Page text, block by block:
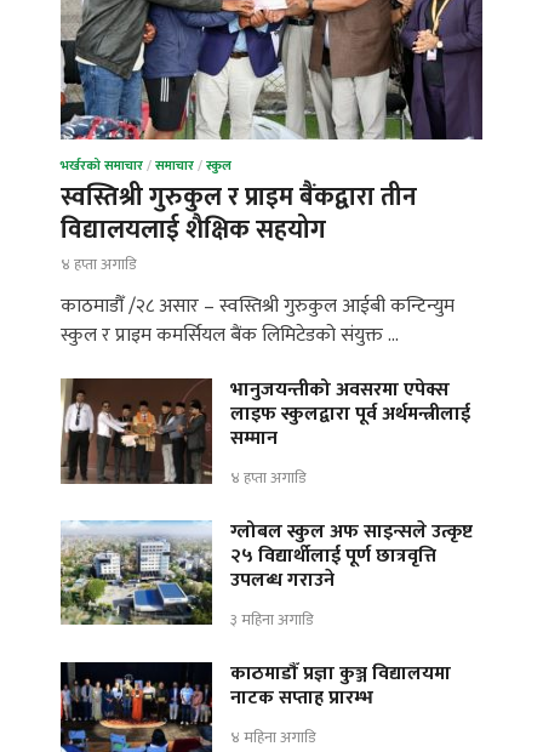
भर्खरको समाचार/समाचार/स्कुल
स्वस्तिश्री गुरुकुल र प्राइम बैंकद्वारा तीन
विद्यालयलाई शैक्षिक सहयोग
४ हप्ता अगाडि
काठमाडौँ /२८ असार – स्वस्तिश्री गुरुकुल आईबी कन्टिन्युम
स्कुल र प्राइम कमर्सियल बैंक लिमिटेडको संयुक्त …
भानुजयन्तीको अवसरमा एपेक्स
लाइफ स्कुलद्वारा पूर्व अर्थमन्त्रीलाई
सम्मान
४ हप्ता अगाडि
ग्लोबल स्कुल अफ साइन्सले उत्कृष्ट
२५ विद्यार्थीलाई पूर्ण छात्रवृत्ति
उपलब्ध गराउने
३ महिना अगाडि
काठमाडौँ प्रज्ञा कुञ्ज विद्यालयमा
नाटक सप्ताह प्रारम्भ
४ महिना अगाडि